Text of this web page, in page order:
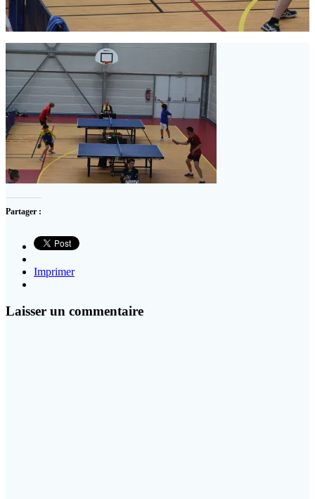
Partager :
Imprimer
Laisser un commentaire